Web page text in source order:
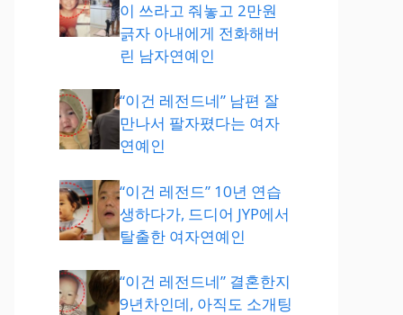
이 쓰라고 줘놓고 2만원
긁자 아내에게 전화해버
린 남자연예인
“이건 레전드네” 남편 잘
만나서 팔자폈다는 여자
연예인
“이건 레전드” 10년 연습
생하다가, 드디어 JYP에서
탈출한 여자연예인
“이건 레전드네” 결혼한지
9년차인데, 아직도 소개팅